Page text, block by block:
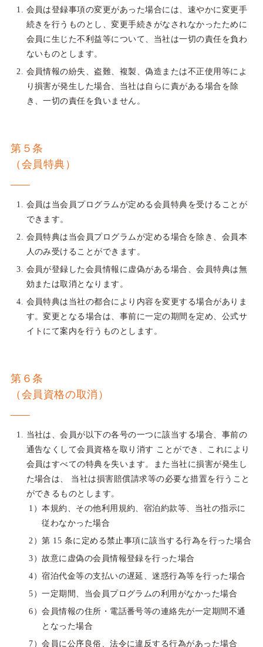
会員は登録事項の変更があった場合には、速やかに変更手
続きを行うものとし、変更手続きがなされなかったために
会員に生じた不利益等について、当社は一切の責任を負わ
ないものとします。
会員情報の紛失、盗難、複製、偽造または不正使用等によ
り損害が発生した場合、当社は自らに責がある場合を除
き、一切の責任を負いません。
第５条
（会員特典）
会員は当会員プログラムが定める会員特典を受けることが
できます。
会員特典は当会員プログラムが定める場合を除き、会員本
人のみ受けることができます。
会員が登録した会員情報に虚偽がある場合、会員特典は無
効または取消となります。
会員特典は当社の都合により内容を変更する場合がありま
す。変更となる場合は、事前に一定の期間を定め、公式サ
イトにて案内を行うものとします。
第６条
（会員資格の取消）
当社は、会員が以下の各号の一つに該当する場合、事前の
通告なくして会員資格を取り消す ことができ、これにより
会員はすべての特典を失います。また当社に損害が発生し
た場合は、 当社は損害賠償請求等の必要な措置を行うこと
ができるものとします。
本規約、その他利用規約、宿泊約款等、当社の指示に
従わなかった場合
第 15 条に定める禁止事項に該当する行為を行った場合
故意に虚偽の会員情報登録を行った場合
宿泊代金等の支払いの遅延、迷惑行為等を行った場合
一定期間、当会員プログラムの利用がなかった場合
会員情報の住所・電話番号等の連絡先が一定期間不通
となった場合
会員に公序良俗、法令に違反する行為があった場合